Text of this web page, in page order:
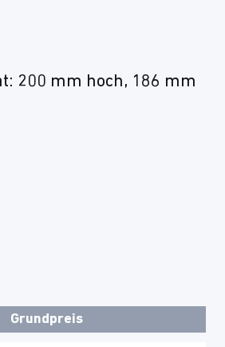
200 mm hoch, 186 mm
Grundpreis